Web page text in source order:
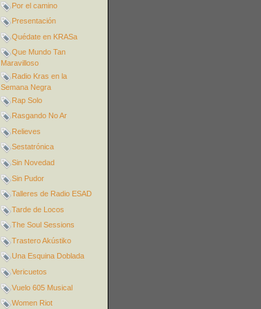
Por el camino
Presentación
Quédate en KRASa
Que Mundo Tan
Maravilloso
Radio Kras en la
Semana Negra
Rap Solo
Rasgando No Ar
Relieves
Sestatrónica
Sin Novedad
Sin Pudor
Talleres de Radio ESAD
Tarde de Locos
The Soul Sessions
Trastero Akústiko
Una Esquina Doblada
Vericuetos
Vuelo 605 Musical
Women Riot